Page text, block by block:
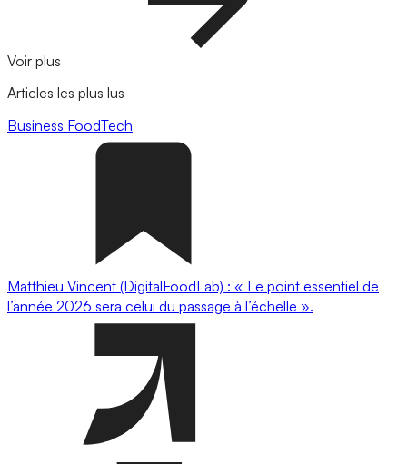
Voir plus
Articles les plus lus
Business FoodTech
Matthieu Vincent (DigitalFoodLab) : « Le point essentiel de
l’année 2026 sera celui du passage à l’échelle ».